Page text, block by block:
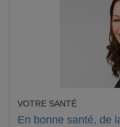
VOTRE SANTÉ
En bonne santé, de